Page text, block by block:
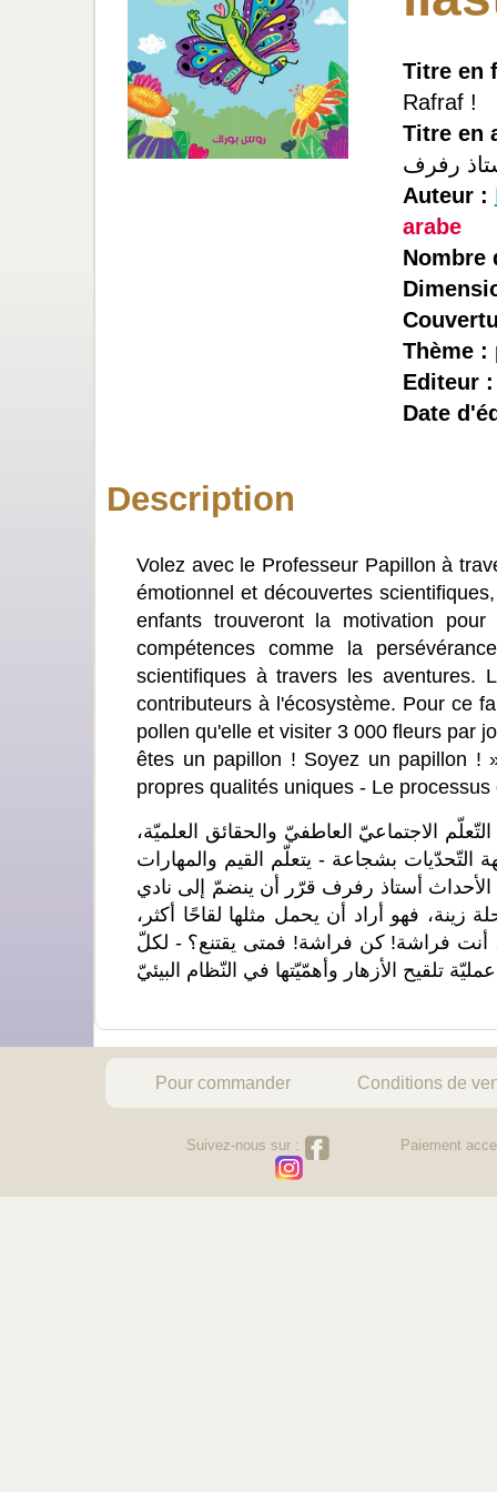
Titre en
Rafraf !
Titre en
Auteur :
arabe
Nombre
Thème :
Editeur
Date
Description
Volez avec le Professeur Papillon à
émotionnel et découvertes
enfants trouveront la motivation
compétences comme la
scientifiques à travers les aventures.
contributeurs à l'écosystème. Pour ce
pollen qu'elle et visiter 3 000 fleurs par
êtes un papillon ! Soyez un papillon !
propres qualités uniques - Le
الاجتماعيّ العاطفيّ والحقائق العلميّة،
بشجاعة - يتعلّم القيم والمهارات
أستاذ رفرف قرّر أن ينضمّ إلى نادي
زينة، فهو أراد أن يحمل مثلها لقاحًا أكثر،
رفرف، أنت فراشة! كن فراشة! فمتى يقتنع؟ - لكلّ
تلقيح الأزهار وأهمّيّتها في النّظام البيئيّ
Pour commander Conditions de
Suivez-nous sur : Paiement